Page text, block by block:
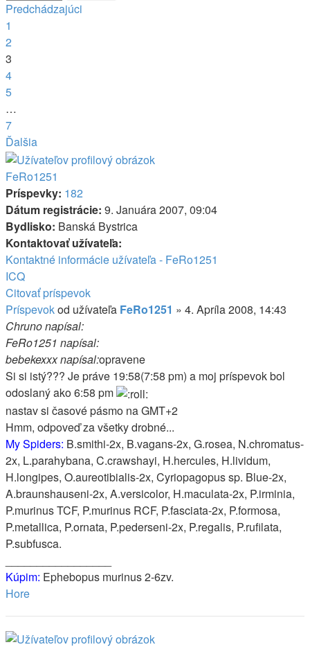
Predchádzajúci
1
2
3
4
5
…
7
Ďalšia
FeRo1251
Príspevky: 182
Dátum registrácie: 9. Januára 2007, 09:04
Bydlisko: Banská Bystrica
Kontaktovať užívateľa:
Kontaktné informácie užívateľa - FeRo1251
ICQ
Citovať príspevok
Príspevokod užívateľa FeRo1251 » 4. Apríla 2008, 14:43
Chruno napísal:
FeRo1251 napísal:
bebekexxx napísal:opravene
Si si istý??? Je práve 19:58(7:58 pm) a moj príspevok bol
odoslaný ako 6:58 pm
nastav si časové pásmo na GMT+2
Hmm, odpoveď za všetky drobné...
My Spiders: B.smithi-2x, B.vagans-2x, G.rosea, N.chromatus-
2x, L.parahybana, C.crawshayi, H.hercules, H.lividum,
H.longipes, O.aureotibialis-2x, Cyriopagopus sp. Blue-2x,
A.braunshauseni-2x, A.versicolor, H.maculata-2x, P.irminia,
P.murinus TCF, P.murinus RCF, P.fasciata-2x, P.formosa,
P.metallica, P.ornata, P.pederseni-2x, P.regalis, P.rufilata,
P.subfusca.
Kúpim: Ephebopus murinus 2-6zv.
Hore